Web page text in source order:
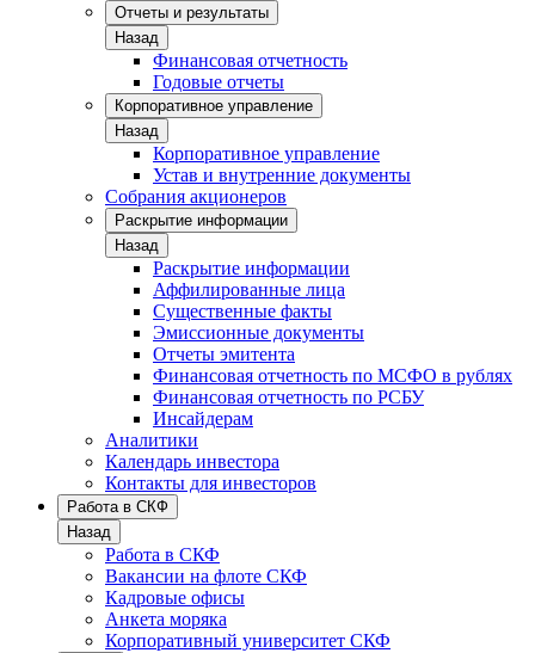
Отчеты и результаты
Назад
Финансовая отчетность
Годовые отчеты
Корпоративное управление
Назад
Корпоративное управление
Устав и внутренние документы
Собрания акционеров
Раскрытие информации
Назад
Раскрытие информации
Аффилированные лица
Существенные факты
Эмиссионные документы
Отчеты эмитента
Финансовая отчетность по МСФО в рублях
Финансовая отчетность по РСБУ
Инсайдерам
Аналитики
Календарь инвестора
Контакты для инвесторов
Работа в СКФ
Назад
Работа в СКФ
Вакансии на флоте СКФ
Кадровые офисы
Анкета моряка
Корпоративный университет СКФ